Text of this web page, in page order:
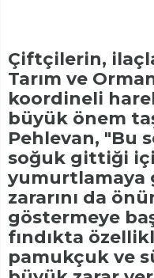
Çiftçilerin,
Tarım ve
koordineli
büyük önem
Pehlevan, "Bu
soğuk gittiği
yumurtlamaya
zararını da
göstermeye
fındıkta
pamukçuk ve